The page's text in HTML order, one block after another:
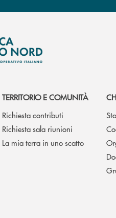
TERRITORIO E COMUNITÀ
Richiesta contributi
Richiesta sala riunioni
La mia terra in uno scatto